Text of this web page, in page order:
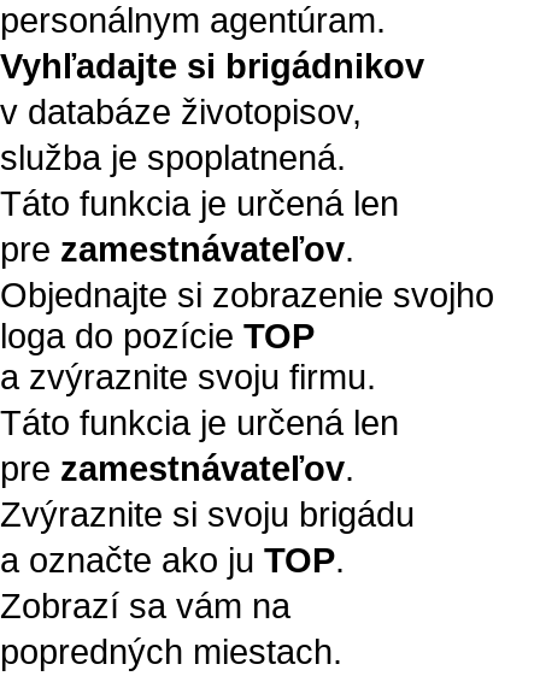
personálnym agentúram.
Vyhľadajte si brigádnikov
v databáze životopisov,
služba je spoplatnená.
Táto funkcia je určená len
pre zamestnávateľov.
Objednajte si zobrazenie svojho
loga do pozície TOP
a zvýraznite svoju firmu.
Táto funkcia je určená len
pre zamestnávateľov.
Zvýraznite si svoju brigádu
a označte ako ju TOP.
Zobrazí sa vám na
popredných miestach.